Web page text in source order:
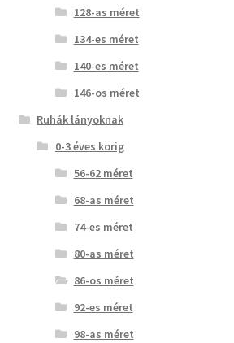
128-as méret
134-es méret
140-es méret
146-os méret
Ruhák lányoknak
0-3 éves korig
56-62 méret
68-as méret
74-es méret
80-as méret
86-os méret
92-es méret
98-as méret